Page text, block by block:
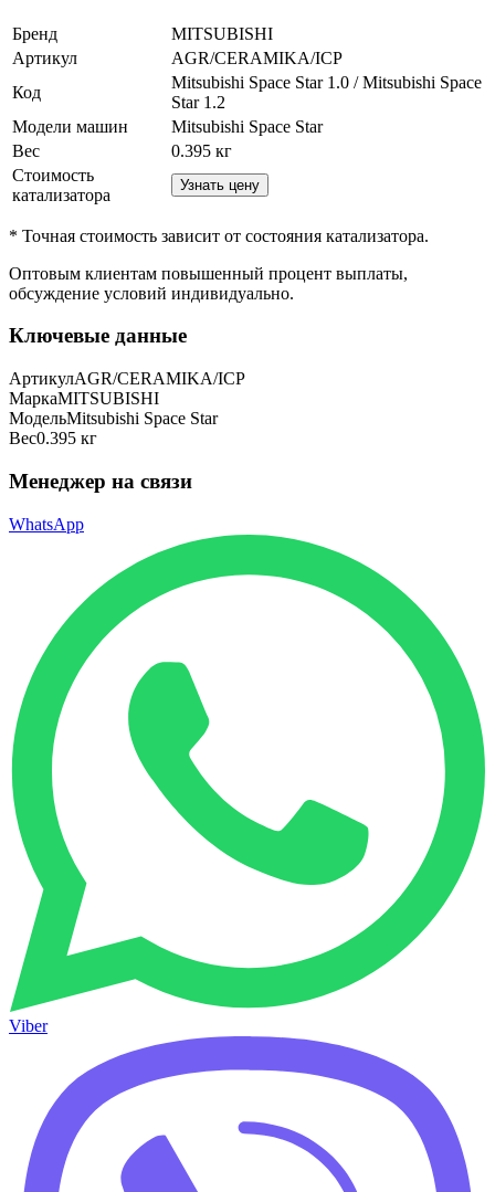
Бренд
MITSUBISHI
Артикул
AGR/CERAMIKA/ICP
Код
Mitsubishi Space Star 1.0 / Mitsubishi Space
Star 1.2
Модели машин
Mitsubishi Space Star
Вес
0.395 кг
Стоимость
катализатора
Узнать цену
* Точная стоимость зависит от состояния катализатора.
Оптовым клиентам повышенный процент выплаты,
обсуждение условий индивидуально.
Ключевые данные
АртикулAGR/CERAMIKA/ICP
МаркаMITSUBISHI
МодельMitsubishi Space Star
Вес0.395 кг
Менеджер на связи
WhatsApp
Viber